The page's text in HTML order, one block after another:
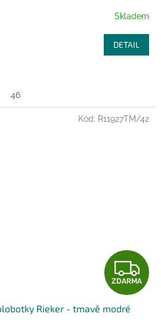
R
M
A
Skladem
DETAIL
46
Z
D
ZDARMA
Rieker - tmavě modré
Kód: R11927TM/42